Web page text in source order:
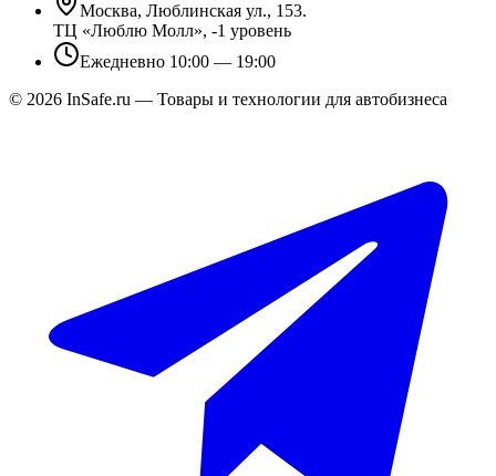
Москва, Люблинская ул., 153.
ТЦ «Люблю Молл», -1 уровень
Ежедневно 10:00 — 19:00
© 2026 InSafe.ru — Товары и технологии для автобизнеса